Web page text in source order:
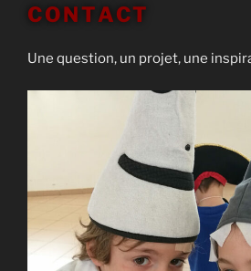
CONTACT
Une question, un projet, une